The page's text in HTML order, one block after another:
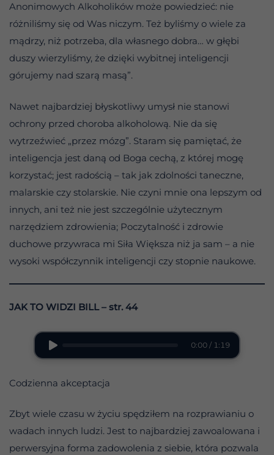
Anonimowych Alkoholików może powiedzieć: nie
różniliśmy się od Was niczym. Też byliśmy o wiele za
mądrzy, niż potrzeba, dla własnego dobra… w głębi
duszy wierzyliśmy, że dzięki wybitnej inteligencji
górujemy nad szarą masą”.
Nawet najbardziej błyskotliwy umysł nie stanowi
ochrony przed choroba alkoholową. Nie da się
wytrzeźwieć „przez mózg”. Staram się pamiętać, że
inteligencja jest daną od Boga cechą, z której mogę
korzystać; jest radością – tak jak zdolności taneczne,
malarskie czy stolarskie. Nie czyni mnie ona lepszym od
innych, ani też nie jest szczególnie użytecznym
narzędziem zdrowienia; Poczytalność i zdrowie
duchowe przywraca mi Siła Większa niż ja sam – a nie
wysoki współczynnik inteligencji czy stopnie naukowe.
JAK TO WIDZI BILL – str. 44
0:00 / 1:19
Codzienna akceptacja
Zbyt wiele czasu w życiu spędziłem na rozprawianiu o
wadach innych ludzi. Jest to najbardziej zawoalowana i
perwersyjna forma zadowolenia z siebie, która pozwala